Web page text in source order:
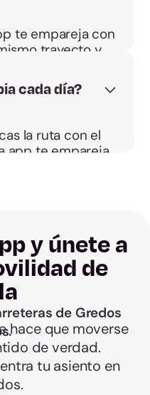
te empareja con
trayecto y
desvíos.
cada día?
la ruta con el
app te empareja
y únete a
de
de Gredos
hace que moverse
de verdad.
tu asiento en